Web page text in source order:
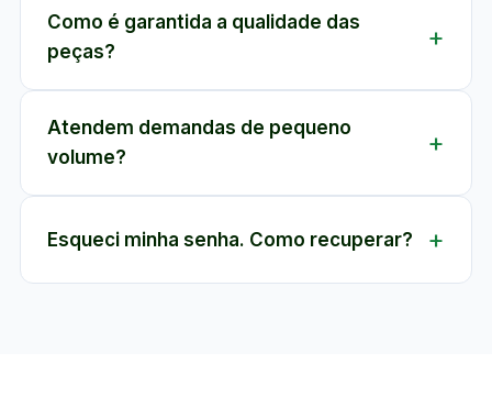
Como é garantida a qualidade das
peças?
Atendem demandas de pequeno
volume?
Esqueci minha senha. Como recuperar?